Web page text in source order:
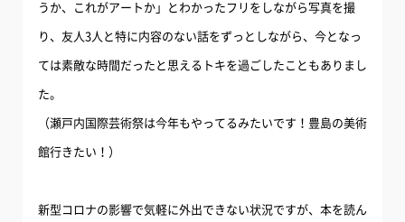
うか、これがアートか」とわかったフリをしながら写真を撮
り、友人3人と特に内容のない話をずっとしながら、今となっ
ては素敵な時間だったと思えるトキを過ごしたこともありまし
た。
（瀬戸内国際芸術祭は今年もやってるみたいです！豊島の美術
館行きたい！）
新型コロナの影響で気軽に外出できない状況ですが、本を読ん